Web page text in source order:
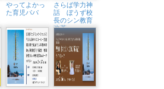
やってよかっ
た育児パパ
さらば学力神
話 ぼうず校
長のシン教育
改革